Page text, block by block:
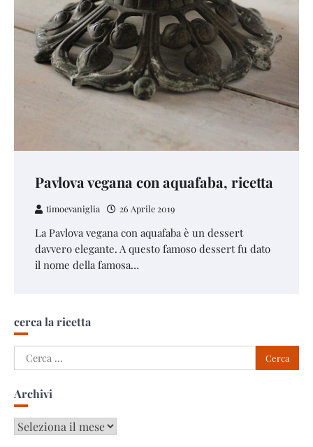
Pavlova vegana con aquafaba, ricetta
timoevaniglia 26 Aprile 2019
La Pavlova vegana con aquafaba è un dessert
davvero elegante. A questo famoso dessert fu dato
il nome della famosa…
cerca la ricetta
Ricerca
per:
Archivi
Archivi